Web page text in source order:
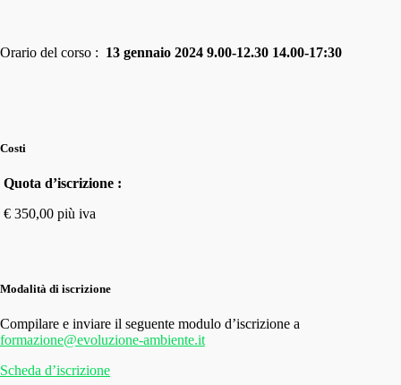
Orario del corso : 13 gennaio 2024 9.00-12.30 14.00-17:30
Costi
Quota d’iscrizione :
€ 350,00 più iva
Modalità di iscrizione
Compilare e inviare il seguente modulo d’iscrizione a
formazione@evoluzione-ambiente.it
Scheda d’iscrizione